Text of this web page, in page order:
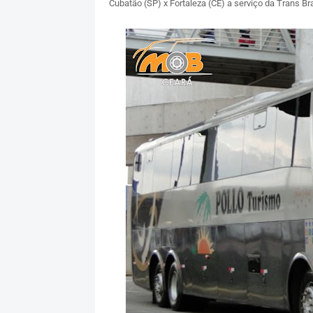
Cubatão (SP) x Fortaleza (CE) a serviço da Trans